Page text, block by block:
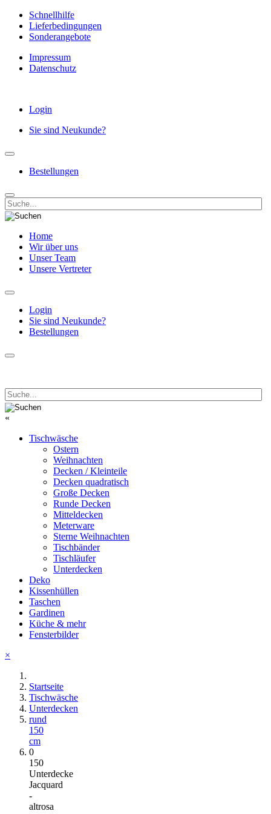
Schnellhilfe
Lieferbedingungen
Sonderangebote
Impressum
Datenschutz
Login
Sie sind Neukunde?
Bestellungen
Home
Wir über uns
Unser Team
Unsere Vertreter
Login
Sie sind Neukunde?
Bestellungen
«
Tischwäsche
Ostern
Weihnachten
Decken / Kleinteile
Decken quadratisch
Große Decken
Runde Decken
Mitteldecken
Meterware
Sterne Weihnachten
Tischbänder
Tischläufer
Unterdecken
Deko
Kissenhüllen
Taschen
Gardinen
Küche & mehr
Fensterbilder
×
Startseite
Tischwäsche
Unterdecken
rund
150
cm
0
150
Unterdecke
Jacquard
-
altrosa